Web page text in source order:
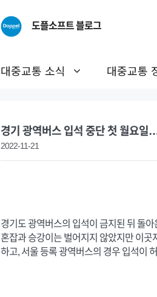
도플소프트 블로그
대중교통 소식 대중교통
경기 광역버스 입석 중단 첫 월요일
2022-11-21
경기도 광역버스의 입석이 금지된 뒤 돌
혼잡과 승강이는 벌어지지 않았지만 이
하고, 서울 등록 광역버스의 경우 입석이